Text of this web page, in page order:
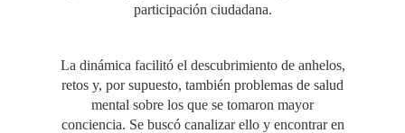
participación ciudadana.
La dinámica facilitó el descubrimiento de anhelos,
retos y, por supuesto, también problemas de salud
mental sobre los que se tomaron mayor
conciencia. Se buscó canalizar ello y encontrar en